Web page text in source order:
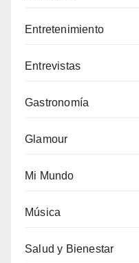
Entretenimiento
Entrevistas
Gastronomía
Glamour
Mi Mundo
Música
Salud y Bienestar